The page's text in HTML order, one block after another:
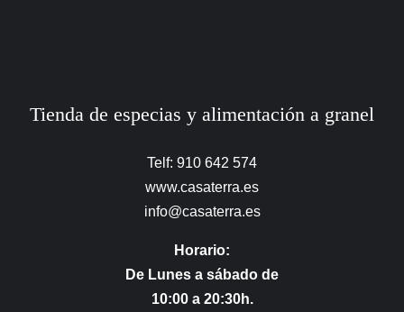
Tienda de especias y alimentación a granel
Telf: 910 642 574
www.casaterra.es
info@casaterra.es
Horario:
De Lunes a sábado de
10:00 a 20:30h.